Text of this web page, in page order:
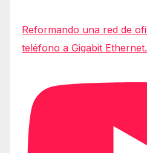
Reformando una red de
teléfono a Gigabit Ethernet.